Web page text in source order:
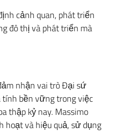
cảnh quan, phát triển
đô thị và phát triển mà
nhận vai trò Đại sứ
tính bền vững trong việc
thập kỷ nay. Massimo
hoạt và hiệu quả, sử dụng